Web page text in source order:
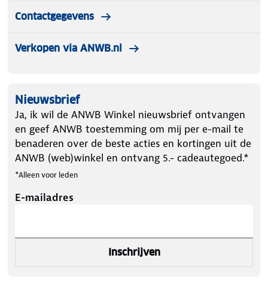
Contactgegevens
Verkopen via ANWB.nl
Nieuwsbrief
Ja, ik wil de ANWB Winkel nieuwsbrief ontvangen
en geef ANWB toestemming om mij per e-mail te
benaderen over de beste acties en kortingen uit de
ANWB (web)winkel en ontvang 5.- cadeautegoed.*
*Alleen voor leden
E-mailadres
Inschrijven